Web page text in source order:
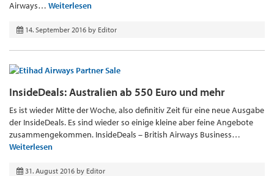
Airways… Weiterlesen
14. September 2016 by Editor
InsideDeals: Australien ab 550 Euro und mehr
Es ist wieder Mitte der Woche, also definitiv Zeit für eine neue Ausgabe
der InsideDeals. Es sind wieder so einige kleine aber feine Angebote
zusammengekommen. InsideDeals – British Airways Business…
Weiterlesen
31. August 2016 by Editor